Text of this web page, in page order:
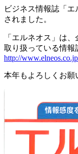
ビジネス情報誌「
されました。
「エルネオス」は
取り扱っている情報
http://
本年もよろしくお願